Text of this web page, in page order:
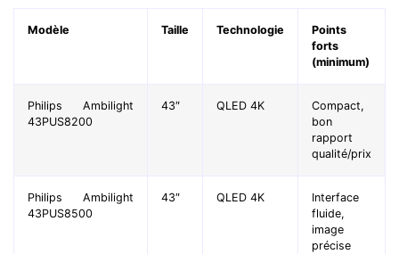
Modèle Taille Technologie
Points
forts
(minimum)
Philips Ambilight
43PUS8200
43″ QLED 4K
Compact,
bon
rapport
qualité/prix
Philips Ambilight
43PUS8500
43″ QLED 4K
Interface
fluide,
image
précise